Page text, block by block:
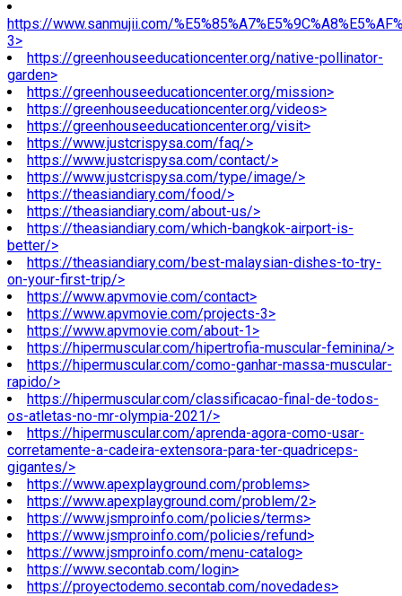
https://www.sanmujii.com/
3>
https://greenhouseeducationcenter.org/native-pollinator-
garden>
https://greenhouseeducationcenter.org/mission>
https://greenhouseeducationcenter.org/videos>
https://greenhouseeducationcenter.org/visit>
https://www.justcrispysa.com/faq/>
https://www.justcrispysa.com/contact/>
https://www.justcrispysa.com/type/image/>
https://theasiandiary.com/food/>
https://theasiandiary.com/about-us/>
https://theasiandiary.com/which-bangkok-airport-is-
better/>
https://theasiandiary.com/best-malaysian-dishes-to-try-
on-your-first-trip/>
https://www.apvmovie.com/contact>
https://www.apvmovie.com/projects-3>
https://www.apvmovie.com/about-1>
https://hipermuscular.com/hipertrofia-muscular-feminina/>
https://hipermuscular.com/como-ganhar-massa-muscular-
rapido/>
https://hipermuscular.com/classificacao-final-de-todos-
os-atletas-no-mr-olympia-2021/>
https://hipermuscular.com/aprenda-agora-como-usar-
corretamente-a-cadeira-extensora-para-ter-quadriceps-
gigantes/>
https://www.apexplayground.com/problems>
https://www.apexplayground.com/problem/2>
https://www.jsmproinfo.com/policies/terms>
https://www.jsmproinfo.com/policies/refund>
https://www.jsmproinfo.com/menu-catalog>
https://www.secontab.com/login>
https://proyectodemo.secontab.com/novedades>